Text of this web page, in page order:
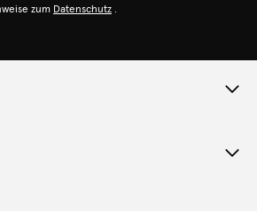
zum Datenschutz .